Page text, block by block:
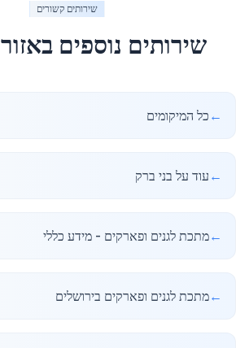
שירותים קשורים
שירותים נוספים באזור
← כל המיקומים
← עוד על בני ברק
←מתכת לגנים ופארקים - מידע כללי
←מתכת לגנים ופארקים בירושלים